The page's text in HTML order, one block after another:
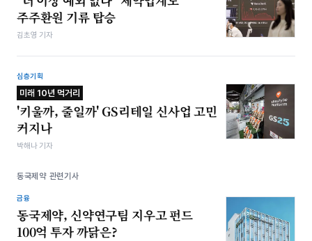
주주환원 기류 탑승
김초영 기자
심층기획
미래 10년 먹거리
'키울까, 줄일까' GS리테일 신사업 고민
커지나
박해나 기자
동국제약 관련기사
금융
동국제약, 신약연구팀 지우고 펀드
100억 투자 까닭은?